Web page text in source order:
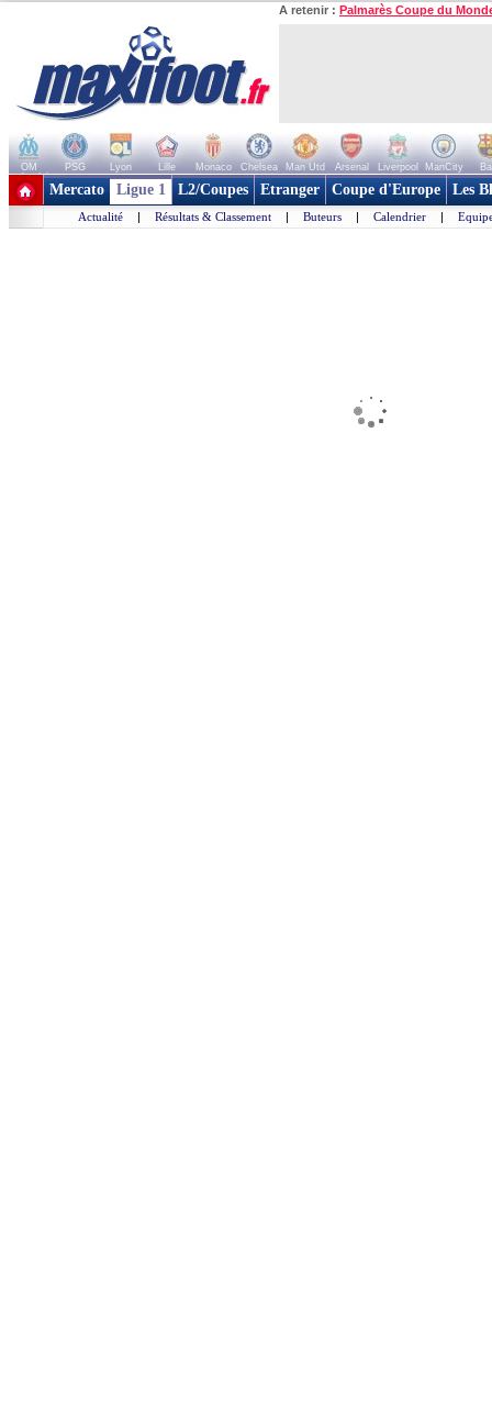
A retenir : Palmarès Coupe du
OM PSG Lyon Lille Monaco Chelsea Man Utd Arsenal Liverpool ManCity
+ de clubs
Mercato Ligue 1 L2/Coupes Etranger Coupe d'Europe Les
Actualité | Résultats & Classement | Buteurs | Calendrier |